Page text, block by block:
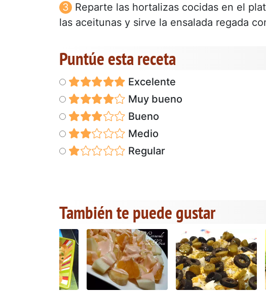
Reparte las hortalizas cocidas en el
las aceitunas y sirve la ensalada regada
Puntúe esta receta
Excelente
Muy bueno
Bueno
Medio
Regular
También te puede gustar